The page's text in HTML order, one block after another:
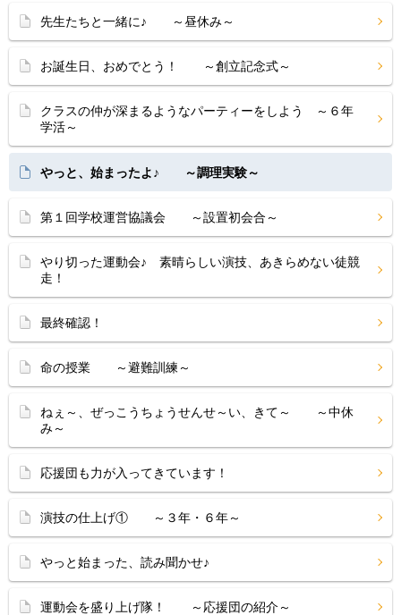
先生たちと一緒に♪ ～昼休み～
お誕生日、おめでとう！ ～創立記念式～
クラスの仲が深まるようなパーティーをしよう ～６年
学活～
やっと、始まったよ♪ ～調理実験～
第１回学校運営協議会 ～設置初会合～
やり切った運動会♪ 素晴らしい演技、あきらめない徒競
走！
最終確認！
命の授業 ～避難訓練～
ねぇ～、ぜっこうちょうせんせ～い、きて～ ～中休
み～
応援団も力が入ってきています！
演技の仕上げ① ～３年・６年～
やっと始まった、読み聞かせ♪
運動会を盛り上げ隊！ ～応援団の紹介～